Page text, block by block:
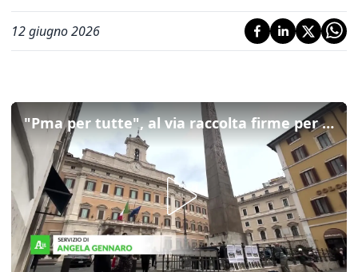
12 giugno 2026
"Pma per tutte", al via raccolta firme per la proposta di legge di iniziativa popolare